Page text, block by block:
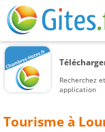
Recherchez
application
Tourisme à